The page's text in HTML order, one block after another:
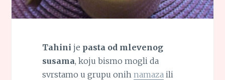
Tahini je pasta od mlevenog
susama, koju bismo mogli da
svrstamo u grupu onih namaza ili